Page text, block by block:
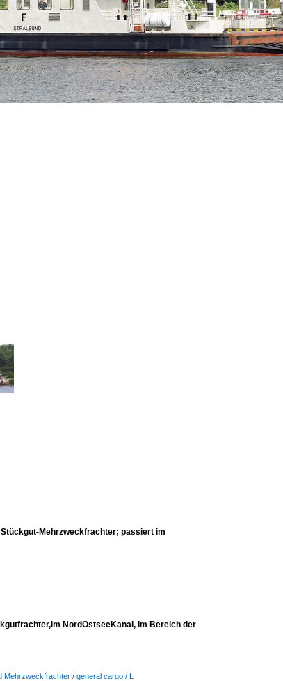
Stückgut-Mehrzweckfrachter; passiert im
NordOstseeKanal, im Bereich der
Mehrzweckfrachter / general cargo / L